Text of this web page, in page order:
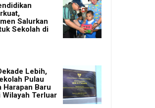
Salurkan
Sekolah di
Lebih,
Pulau
Harapan Baru
Terluar